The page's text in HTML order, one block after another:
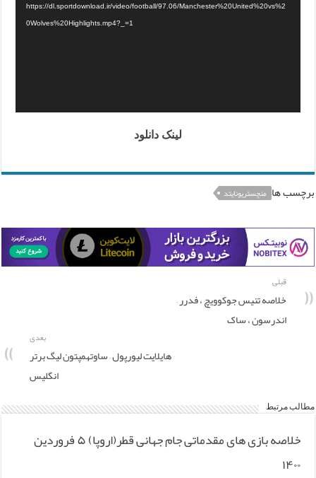
https://dl.sportdownload.ir/video/football/97.06/Manchester%20United%20vs%2
0Wolves%20Highlights.mp4?_=1
لینک دانلود
برچسب ها منچستریونایتد
قبلی
خلاصه تنیس جوکوویچ ، فدرر –
اندرسون ، ساک
بعدی
هایلایت لیورپول – ساوتهمپتون لیگ برتر
انگلیس
مطالب مرتبط
خلاصه بازی های مقدماتی جام جهانی قطر(اروپا) ۵ فروردین
۱۴۰۰